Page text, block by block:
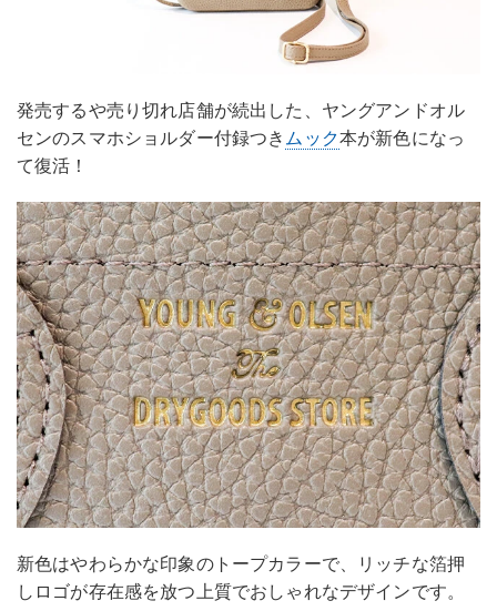
発売するや売り切れ店舗が続出した、ヤングアンドオル
センのスマホショルダー付録つき ムック本が新色になっ
て復活！
新色はやわらかな印象のトープカラーで、リッチな箔押
しロゴが存在感を放つ上質でおしゃれなデザインです。